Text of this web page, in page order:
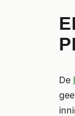
De